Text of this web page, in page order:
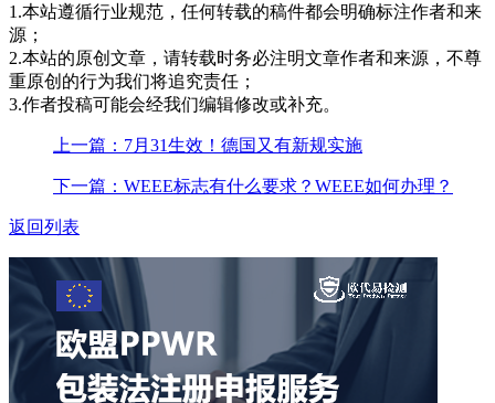
1.本站遵循行业规范，任何转载的稿件都会明确标注作者和来
源；
2.本站的原创文章，请转载时务必注明文章作者和来源，不尊
重原创的行为我们将追究责任；
3.作者投稿可能会经我们编辑修改或补充。
上一篇：7月31生效！德国又有新规实施
下一篇：WEEE标志有什么要求？WEEE如何办理？
返回列表